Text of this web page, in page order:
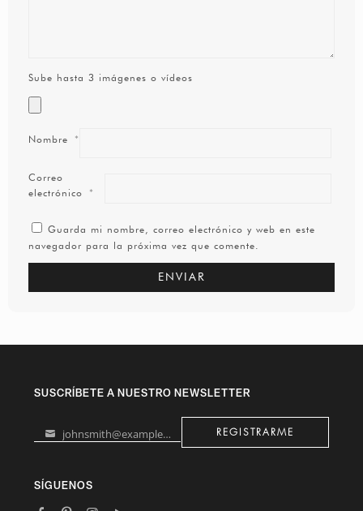
Sube hasta 3 imágenes o vídeos
Nombre *
Correo
electrónico *
Guarda mi nombre, correo electrónico y web en este
navegador para la próxima vez que comente.
SUSCRÍBETE A NUESTRO NEWSLETTER
Your johnsmith@example.com REGISTRARME
SÍGUENOS